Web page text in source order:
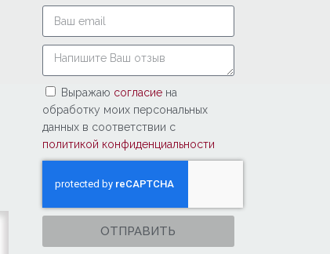
Выражаю согласие на
обработку моих персональных
данных в соответствии с
политикой конфиденциальности
ОТПРАВИТЬ